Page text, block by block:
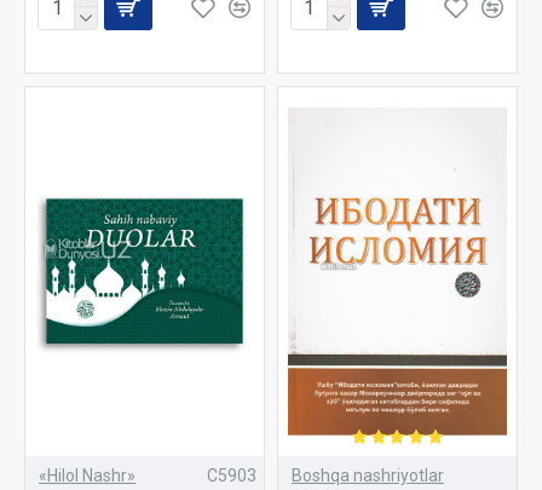
«Hilol Nashr» C5903
Boshqa nashriyotlar